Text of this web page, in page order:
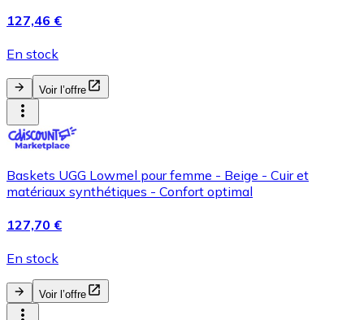
127,46 €
En stock
Voir l’offre
Baskets UGG Lowmel pour femme - Beige - Cuir et
matériaux synthétiques - Confort optimal
127,70 €
En stock
Voir l’offre